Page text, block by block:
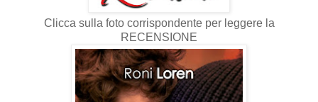
Clicca sulla foto corrispondente per leggere la
RECENSIONE